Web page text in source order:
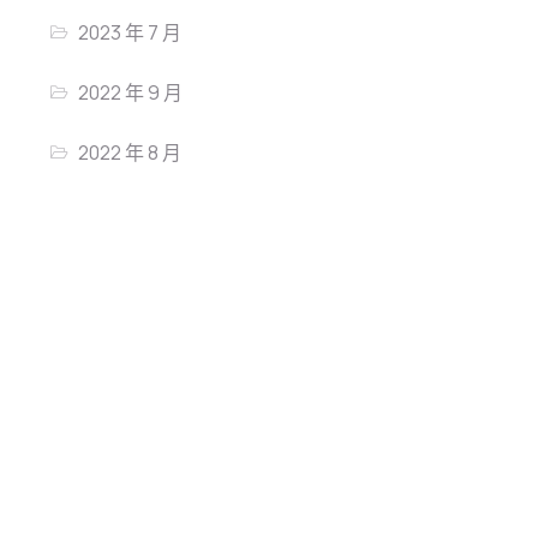
2023 年 7 月
2022 年 9 月
2022 年 8 月